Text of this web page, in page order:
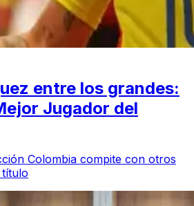
entre los grandes:
Jugador del
Colombia compite con otros